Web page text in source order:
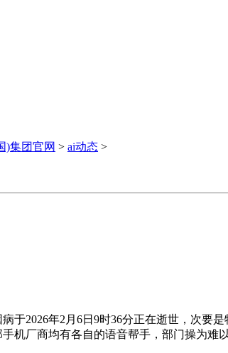
)集团官网 > ai动态 >
2026年2月6日9时36分正在逝世，次要
机厂商均有各自的语音帮手，部门操为难以